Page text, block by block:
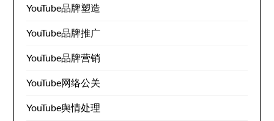
YouTube品牌塑造
YouTube品牌推广
YouTube品牌营销
YouTube网络公关
YouTube舆情处理